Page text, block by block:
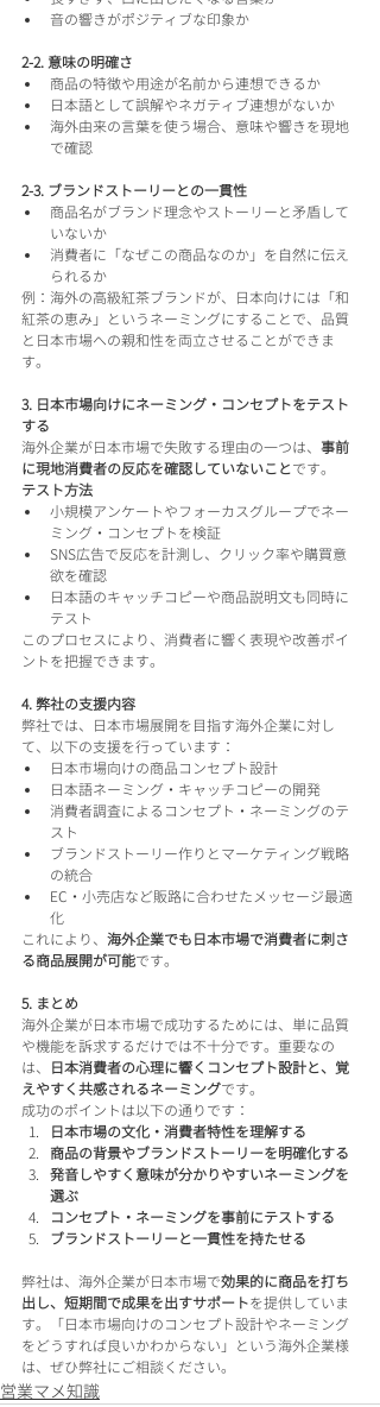
音の響きがポジティブな印象か
2-2. 意味の明確さ
商品の特徴や用途が名前から連想できるか
日本語として誤解やネガティブ連想がないか
海外由来の言葉を使う場合、意味や響きを現地
で確認
2-3. ブランドストーリーとの一貫性
商品名がブランド理念やストーリーと矛盾して
いないか
消費者に「なぜこの商品なのか」を自然に伝え
られるか
例：海外の高級紅茶ブランドが、日本向けには「和
紅茶の恵み」というネーミングにすることで、品質
と日本市場への親和性を両立させることができま
す。
3. 日本市場向けにネーミング・コンセプトをテスト
する
海外企業が日本市場で失敗する理由の一つは、 事前
に現地消費者の反応を確認していないことです。
テスト方法
小規模アンケートやフォーカスグループでネー
ミング・コンセプトを検証
SNS広告で反応を計測し、クリック率や購買意
欲を確認
日本語のキャッチコピーや商品説明文も同時に
テスト
このプロセスにより、消費者に響く表現や改善ポイ
ントを把握できます。
4. 弊社の支援内容
弊社では、日本市場展開を目指す海外企業に対し
て、以下の支援を行っています：
日本市場向けの商品コンセプト設計
日本語ネーミング・キャッチコピーの開発
消費者調査によるコンセプト・ネーミングのテ
スト
ブランドストーリー作りとマーケティング戦略
の統合
EC・小売店など販路に合わせたメッセージ最適
化
これにより、 海外企業でも日本市場で消費者に刺さ
る商品展開が可能です。
5. まとめ
海外企業が日本市場で成功するためには、単に品質
や機能を訴求するだけでは不十分です。重要なの
は、 日本消費者の心理に響くコンセプト設計と、覚
えやすく共感されるネーミングです。
成功のポイントは以下の通りです：
日本市場の文化・消費者特性を理解する
商品の背景やブランドストーリーを明確化する
発音しやすく意味が分かりやすいネーミングを
選ぶ
コンセプト・ネーミングを事前にテストする
ブランドストーリーと一貫性を持たせる
弊社は、海外企業が日本市場で効果的に商品を打ち
出し、短期間で成果を出すサポートを提供していま
す。「日本市場向けのコンセプト設計やネーミング
をどうすれば良いかわからない」という海外企業様
は、ぜひ弊社にご相談ください。
営業マメ知識